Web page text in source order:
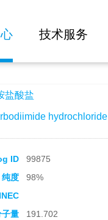
技术服务
盐酸盐
hydrochloride
ID 99875
纯度
98%
子量 191.702